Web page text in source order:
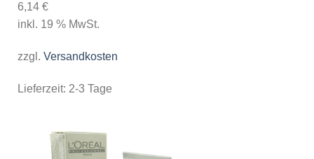
6,14 €
inkl. 19 % MwSt.
zzgl. Versandkosten
Lieferzeit: 2-3 Tage